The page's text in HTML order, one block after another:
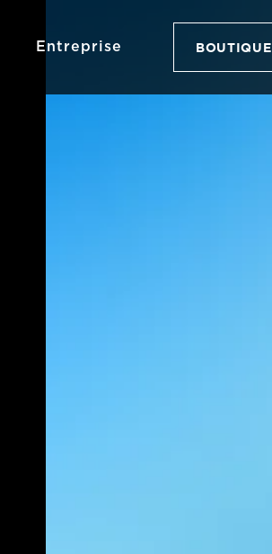
Entreprise BOUTIQUE